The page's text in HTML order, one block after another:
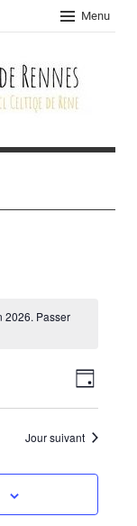
Menu
2026. Passer
par
de
vues
Jour
Jour suivant